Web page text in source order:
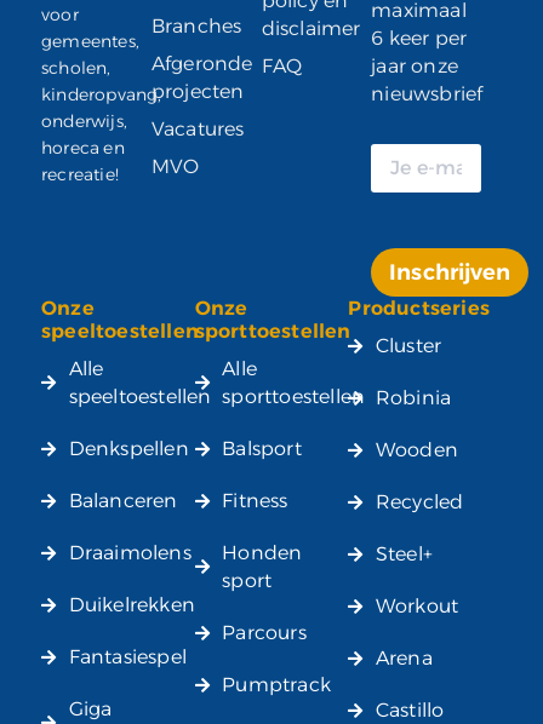
voor
gemeentes,
scholen,
kinderopvang,
onderwijs,
horeca en
recreatie!
Branches
Afgeronde
projecten
Vacatures
MVO
disclaimer
FAQ
maximaal
6 keer per
jaar onze
nieuwsbrief
Inschrijven
Alternative:
Onze
speeltoestellen
Alle
speeltoestellen
Denkspellen
Balanceren
Draaimolens
Duikelrekken
Fantasiespel
Giga
Onze
sporttoestellen
Alle
sporttoestellen
Balsport
Fitness
Honden
sport
Parcours
Pumptrack
Productseries
Cluster
Robinia
Wooden
Recycled
Steel+
Workout
Arena
Castillo